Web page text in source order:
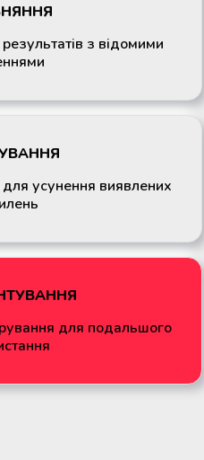
з відомими
усунення виявлених
для подальшого